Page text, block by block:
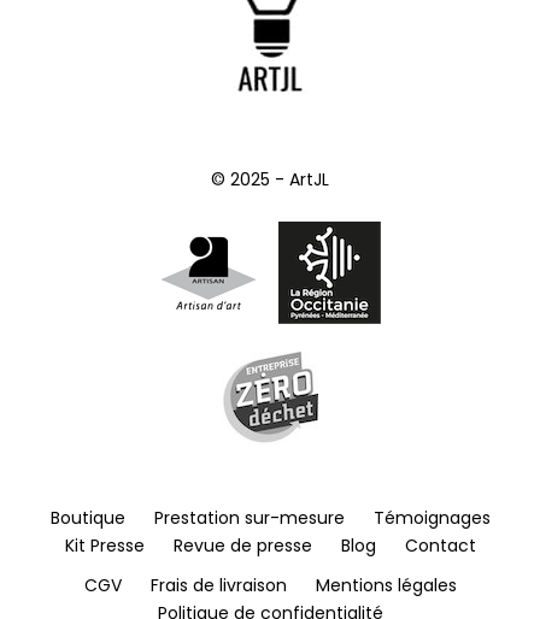
© 2025 - ArtJL
Boutique Prestation sur-mesure
Témoignages
Kit Presse
Revue de presse Blog
Contact
CGV
Frais de livraison
Mentions légales
Politique de confidentialité